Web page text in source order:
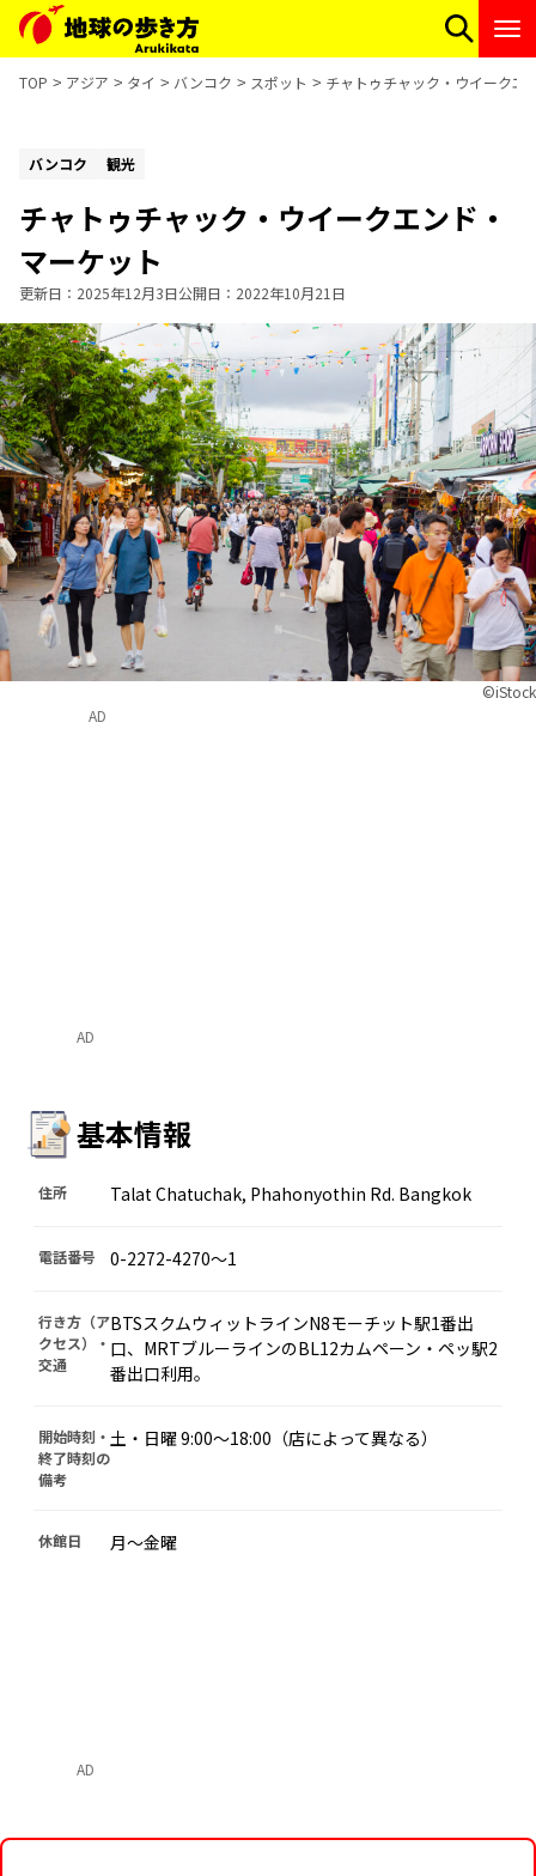
TOP アジア タイ バンコク スポット チャトゥチャック・ウイークエ
バンコク 観光
チャトゥチャック・ウイークエンド・
マーケット
更新日 2025年12月3日公開日 2022年10月21日
©iStock
AD
基本情報
住所 Talat Chatuchak, Phahonyothin Rd. Bangkok
電話番号 0-2272-4270～1
行き方（ア
クセス）・
交通
BTSスクムウィットラインN8モーチット駅1番出
口、MRTブルーラインのBL12カムペーン・ペッ駅2
番出口利用。
開始時刻・
終了時刻の
備考
土・日曜 9:00～18:00（店によって異なる）
休館日 月～金曜
AD
AD